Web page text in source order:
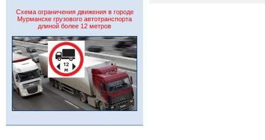
Схема ограничения движения в городе
Мурманске грузового автотранспорта
длиной более 12 метров